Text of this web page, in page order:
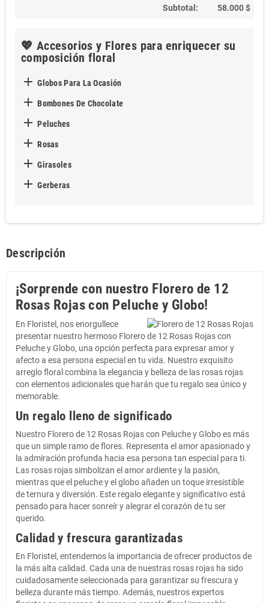
Subtotal: 58.000 $
💖 Accesorios y Flores para enriquecer su
composición floral
 Globos Para La Ocasión
 Bombones De Chocolate
 Peluches
 Rosas
 Girasoles
 Gerberas
Descripción
¡Sorprende con nuestro Florero de 12
Rosas Rojas con Peluche y Globo!
En Floristel, nos enorgullece
presentar nuestro hermoso Florero de 12 Rosas Rojas con
Peluche y Globo, una opción perfecta para expresar amor y
afecto a esa persona especial en tu vida. Nuestro exquisito
arreglo floral combina la elegancia y belleza de las rosas rojas
con elementos adicionales que harán que tu regalo sea único y
memorable.
Un regalo lleno de significado
Nuestro Florero de 12 Rosas Rojas con Peluche y Globo es más
que un simple ramo de flores. Representa el amor apasionado y
la admiración profunda hacia esa persona tan especial para ti.
Las rosas rojas simbolizan el amor ardiente y la pasión,
mientras que el peluche y el globo añaden un toque irresistible
de ternura y diversión. Este regalo elegante y significativo está
pensado para hacer sonreír y alegrar el corazón de tu ser
querido.
Calidad y frescura garantizadas
En Floristel, entendemos la importancia de ofrecer productos de
la más alta calidad. Cada una de nuestras rosas rojas ha sido
cuidadosamente seleccionada para garantizar su frescura y
belleza durante más tiempo. Además, nuestros expertos